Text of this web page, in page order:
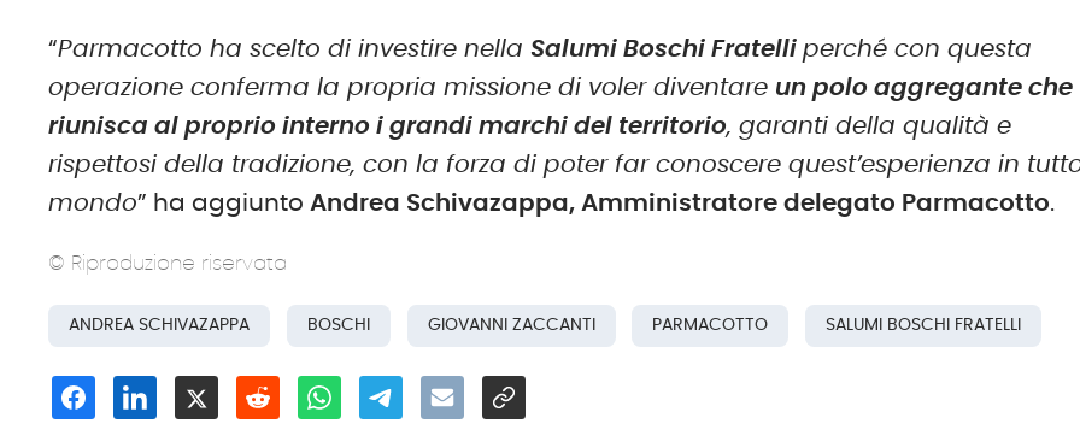
“Parmacotto ha scelto di investire nellaSalumi Boschi Fratelliperché con questa
operazione conferma la propria missione di voler diventare un polo aggregante che
riunisca al proprio interno i grandi marchi del territorio, garanti della qualità e
rispettosi della tradizione, con la forza di poter far conoscere quest’esperienza in
mondo” ha aggiunto Andrea Schivazappa, Amministratore delegato Parmacotto.
© Riproduzione riservata
ANDREA SCHIVAZAPPA BOSCHI GIOVANNI ZACCANTI PARMACOTTO SALUMI BOSCHI FRATELLI